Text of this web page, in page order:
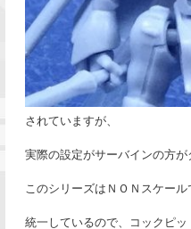
されていますが、
実際の設定がサーバインの方が
このシリーズはＮＯＮスケー
統一しているので、コックピッ